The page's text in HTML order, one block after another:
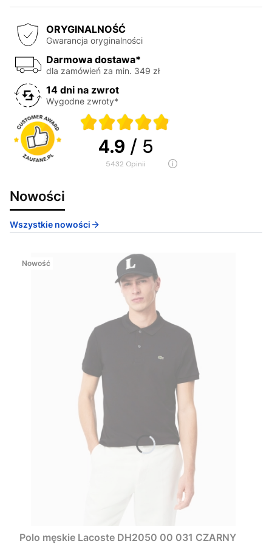
ORYGINALNOŚĆ
Gwarancja oryginalności
Darmowa dostawa*
dla zamówień za min. 349 zł
14 dni na zwrot
Wygodne zwroty*
4.9 / 5
5432 opinii
Nowości
Wszystkie nowości
Nowość
Polo męskie Lacoste DH2050 00 031 CZARNY